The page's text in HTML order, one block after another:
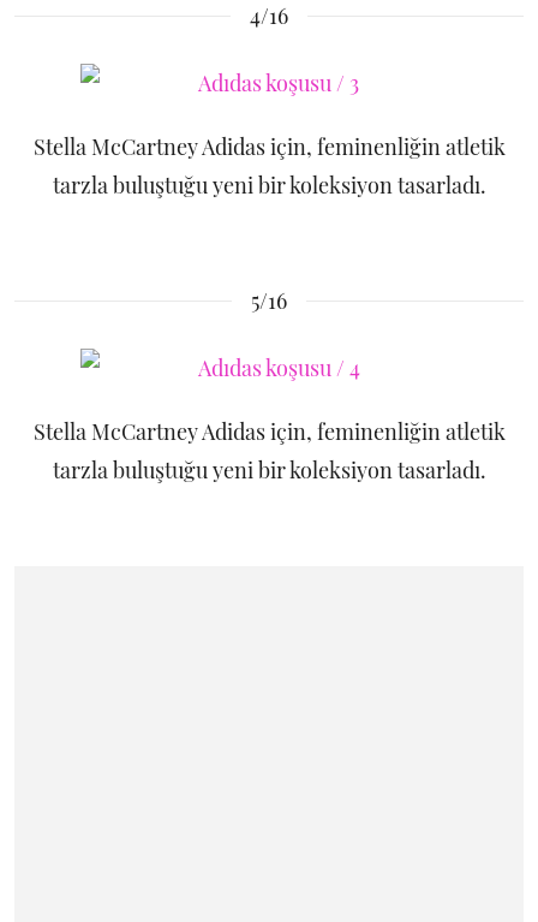
4/16
Stella McCartney Adidas için, feminenliğin atletik
tarzla buluştuğu yeni bir koleksiyon tasarladı.
5/16
Stella McCartney Adidas için, feminenliğin atletik
tarzla buluştuğu yeni bir koleksiyon tasarladı.